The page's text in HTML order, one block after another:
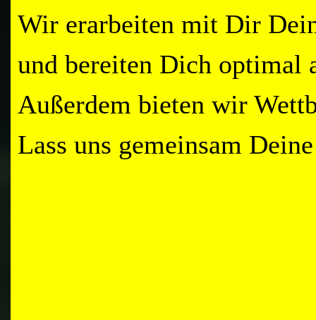
Wir erarbeiten mit Dir
und bereiten Dich optimal
Außerdem bieten wir
Lass uns gemeinsam